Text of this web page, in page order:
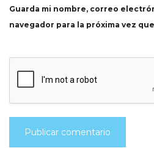
Guarda mi nombre, correo
navegador para la próxima vez